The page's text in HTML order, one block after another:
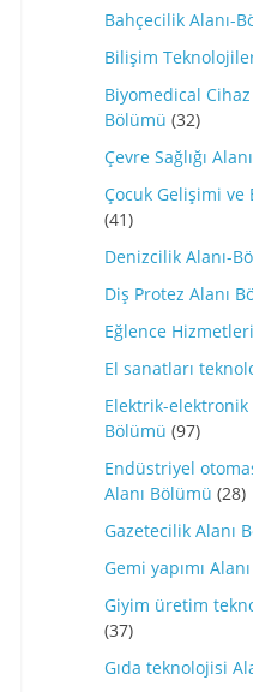
Bahçecilik Alanı-
Bilişim
Biyomedical
Bölümü (32)
Çevre Sağlığı
Çocuk Gelişimi ve
(41)
Denizcilik Alanı-
Diş Protez Alanı
Eğlence
El sanatları
Elektrik-elektronik
Bölümü (97)
Endüstriyel
Alanı Bölümü (28)
Gazetecilik Alanı
Gemi yapımı
Giyim üretim
(37)
Gıda teknolojisi